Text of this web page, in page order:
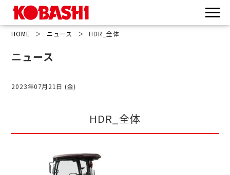
HOME ＞ ニュース ＞ HDR_全体
ニュース
2023年07月21日 (金)
HDR_全体